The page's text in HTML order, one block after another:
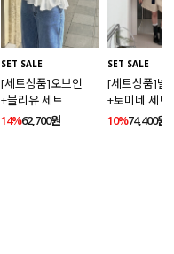
SET SALE
[세트상품]오브인
+블리유 세트
14%62,700원
SET SALE
[세트상품]넬
+토미네 세트
10%74,400원